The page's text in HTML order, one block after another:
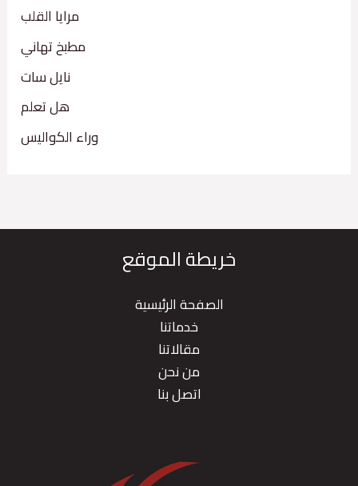
مرايا القلب
مطبخ تهاني
نايل سات
هل تعلم
وراء الكواليس
خريطة الموقع
الصفحة الرئيسية
خدماتنا
مقالاتنا
من نحن
اتصل بنا